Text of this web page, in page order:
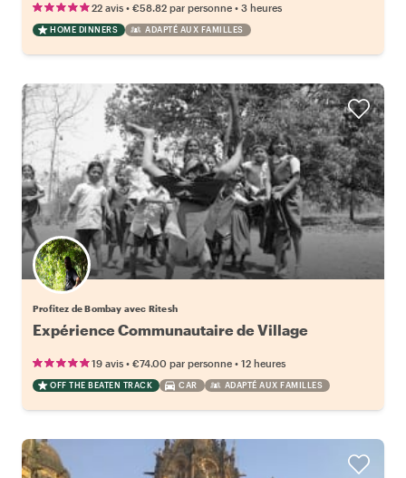
22 avis • €58.82 par personne • 3 heures
HOME DINNERS ADAPTÉ AUX FAMILLES
Profitez de Bombay avec Ritesh
Expérience Communautaire de Village
19 avis • €74.00 par personne • 12 heures
OFF THE BEATEN TRACK CAR ADAPTÉ AUX FAMILLES